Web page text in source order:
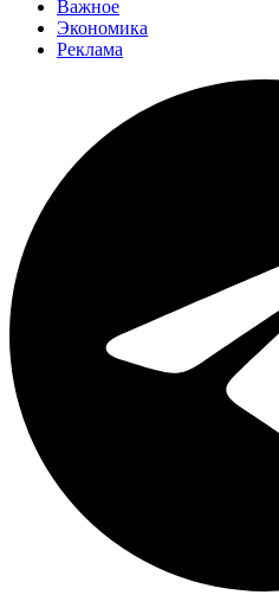
Важное
Экономика
Реклама